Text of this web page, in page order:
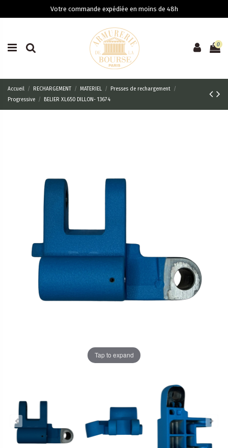
Votre commande expédiée en moins de 48h
0
Accueil RECHARGEMENT MATERIEL
Presses de rechargement
Progressive
BELIER XL650 DILLON- 13674
Tap to expand